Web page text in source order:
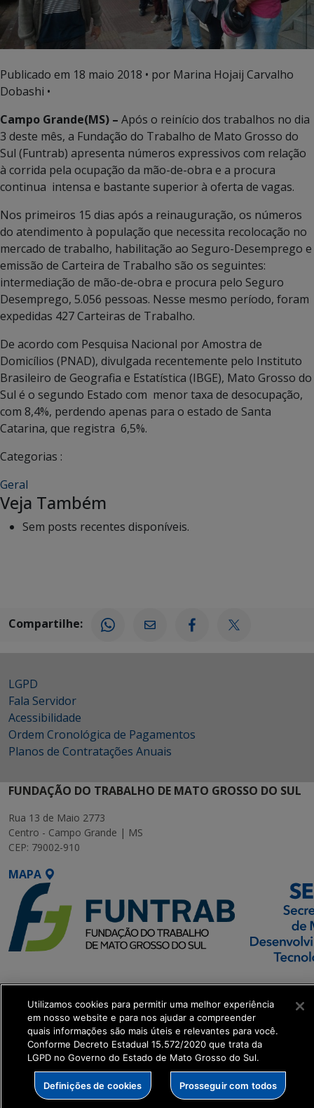
Publicado em 18 maio 2018 • por Marina Hojaij Carvalho
Dobashi •
Campo Grande(MS) – Após o reinício dos trabalhos no dia
3 deste mês, a Fundação do Trabalho de Mato Grosso do
Sul (Funtrab) apresenta números expressivos com relação
à corrida pela ocupação da mão-de-obra e a procura
continua intensa e bastante superior à oferta de vagas.
Nos primeiros 15 dias após a reinauguração, os números
do atendimento à população que necessita recolocação no
mercado de trabalho, habilitação ao Seguro-Desemprego e
emissão de Carteira de Trabalho são os seguintes:
intermediação de mão-de-obra e procura pelo Seguro
Desemprego, 5.056 pessoas. Nesse mesmo período, foram
expedidas 427 Carteiras de Trabalho.
De acordo com Pesquisa Nacional por Amostra de
Domicílios (PNAD), divulgada recentemente pelo Instituto
Brasileiro de Geografia e Estatística (IBGE), Mato Grosso do
Sul é o segundo Estado com menor taxa de desocupação,
com 8,4%, perdendo apenas para o estado de Santa
Catarina, que registra 6,5%.
Categorias :
Geral
Veja Também
Sem posts recentes disponíveis.
Compartilhe:
LGPD
Fala Servidor
Acessibilidade
Ordem Cronológica de Pagamentos
Planos de Contratações Anuais
FUNDAÇÃO DO TRABALHO DE MATO GROSSO DO SUL
Rua 13 de Maio 2773
Centro - Campo Grande | MS
CEP: 79002-910
MAPA
SETDIG | Secretaria-
Executiva de
Transformação Digital
get_footer();
Utilizamos cookies para permitir uma melhor experiência
em nosso website e para nos ajudar a compreender
quais informações são mais úteis e relevantes para você.
Conforme Decreto Estadual 15.572/2020 que trata da
LGPD no Governo do Estado de Mato Grosso do Sul.
Definições de cookies Prosseguir com todos